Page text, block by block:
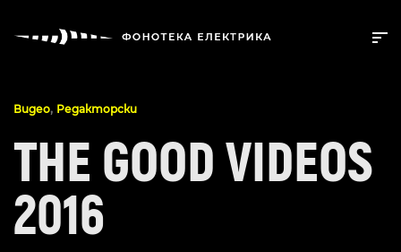
Видео, Редакторски
THE GOOD VIDEOS
2016